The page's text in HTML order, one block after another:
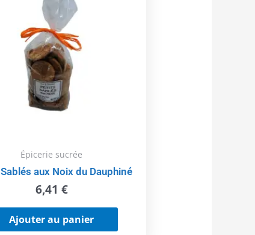
Épicerie sucrée
aux Noix du Dauphiné
6,41 €
Ajouter au panier